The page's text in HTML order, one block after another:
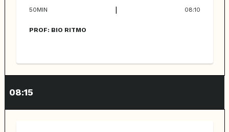
50MIN | 08:10
PROF: BIO RITMO
08:15